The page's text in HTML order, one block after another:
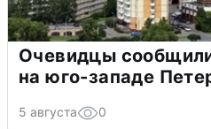
Очевидцы
на юго-западе
5 августа 0